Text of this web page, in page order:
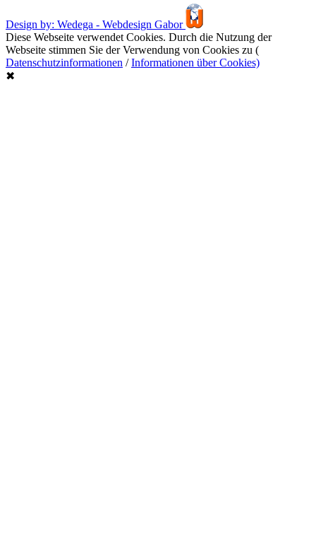
Design by: Wedega - Webdesign Gabor
Diese Webseite verwendet Cookies. Durch die Nutzung der
Webseite stimmen Sie der Verwendung von Cookies zu (
Datenschutzinformationen /Informationen über Cookies)
✖